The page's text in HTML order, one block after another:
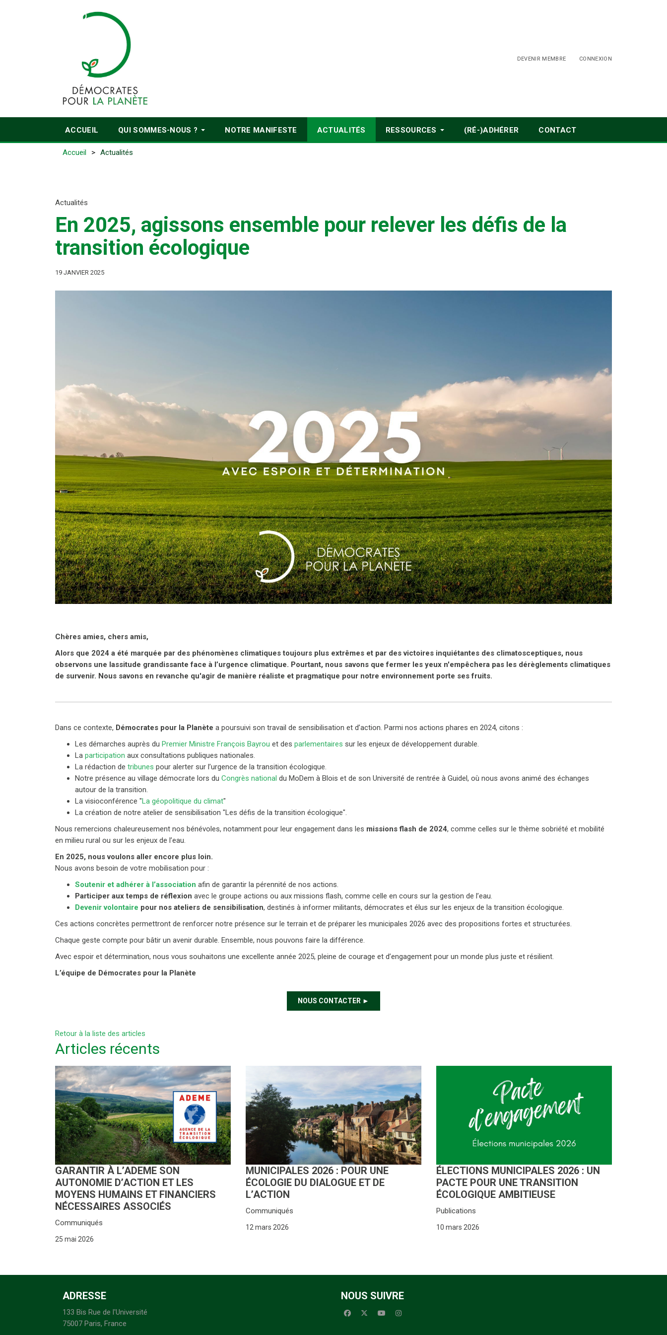
DEVENIR MEMBRE CONNEXION
ACCUEIL QUI SOMMES-NOUS ? NOTRE MANIFESTE ACTUALITÉS RESSOURCES (RÉ-)ADHÉRER CONTACT
Accueil Actualités
Actualités
En 2025, agissons ensemble pour relever les défis de la
transition écologique
19 JANVIER 2025
Chères amies, chers amis,
Alors que 2024 a été marquée par des phénomènes climatiques toujours plus extrêmes et par des victoires inquiétantes des climatosceptiques, nous
observons une lassitude grandissante face à l’urgence climatique. Pourtant, nous savons que fermer les yeux n'empêchera pas les dérèglements climatiques
de survenir. Nous savons en revanche qu'agir de manière réaliste et pragmatique pour notre environnement porte ses fruits.
Dans ce contexte, Démocrates pour la Planète a poursuivi son travail de sensibilisation et d’action. Parmi nos actions phares en 2024, citons :
Les démarches auprès du Premier Ministre François Bayrou et des parlementaires sur les enjeux de développement durable.
La participation aux consultations publiques nationales.
La rédaction de tribunes pour alerter sur l’urgence de la transition écologique.
Notre présence au village démocrate lors du Congrès national du MoDem à Blois et de son Université de rentrée à Guidel, où nous avons animé des échanges
autour de la transition.
La visioconférence "La géopolitique du climat"
La création de notre atelier de sensibilisation "Les défis de la transition écologique".
Nous remercions chaleureusement nos bénévoles, notamment pour leur engagement dans les missions flash de 2024, comme celles sur le thème sobriété et mobilité
en milieu rural ou sur les enjeux de l’eau.
En 2025, nous voulons aller encore plus loin.
Nous avons besoin de votre mobilisation pour :
Soutenir et adhérer à l’association afin de garantir la pérennité de nos actions.
Participer aux temps de réflexion avec le groupe actions ou aux missions flash, comme celle en cours sur la gestion de l’eau.
Devenir volontaire pour nos ateliers de sensibilisation, destinés à informer militants, démocrates et élus sur les enjeux de la transition écologique.
Ces actions concrètes permettront de renforcer notre présence sur le terrain et de préparer les municipales 2026 avec des propositions fortes et structurées.
Chaque geste compte pour bâtir un avenir durable. Ensemble, nous pouvons faire la différence.
Avec espoir et détermination, nous vous souhaitons une excellente année 2025, pleine de courage et d’engagement pour un monde plus juste et résilient.
L’équipe de Démocrates pour la Planète
NOUS CONTACTER ►
Retour à la liste des articles
Articles récents
GARANTIR À L’ADEME SON
AUTONOMIE D’ACTION ET LES
MOYENS HUMAINS ET FINANCIERS
NÉCESSAIRES ASSOCIÉS
Communiqués
25 mai 2026
MUNICIPALES 2026 : POUR UNE
ÉCOLOGIE DU DIALOGUE ET DE
L’ACTION
Communiqués
12 mars 2026
ÉLECTIONS MUNICIPALES 2026 : UN
PACTE POUR UNE TRANSITION
ÉCOLOGIQUE AMBITIEUSE
Publications
10 mars 2026
ADRESSE
133 Bis Rue de l'Université
75007 Paris, France
NOUS SUIVRE
facebookx-twitteryoutubeinstagram